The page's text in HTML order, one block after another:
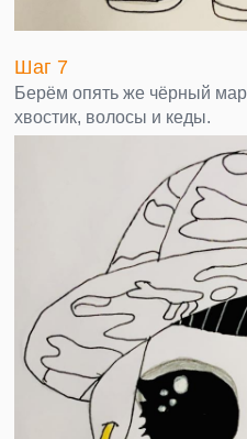
Шаг 7
Берём опять же чёрный
хвостик, волосы и кеды.